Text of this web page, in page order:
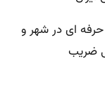
ای در شهر و
ضریب